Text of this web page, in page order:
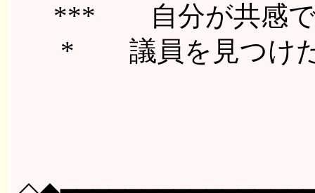
*** 自分が共感でき
* 議員を見つけたら